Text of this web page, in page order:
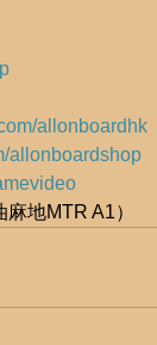
allonboardhk
allonboardshop
地MTR A1）